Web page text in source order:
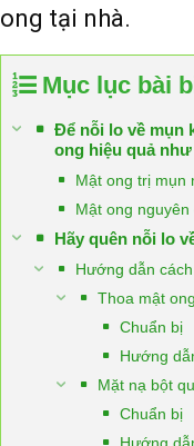
ong tại nhà.
Mục lục bài
Để nỗi lo về mụn
ong hiệu quả
Mật ong trị mụn
Mật ong
Hãy quên nỗi lo
Hướng dẫn
Thoa mật
Chuẩn bị
Hướng
Mặt nạ bột
Chuẩn bị